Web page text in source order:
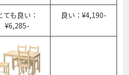
ても良い：
¥6,285-
良い：¥4,190-